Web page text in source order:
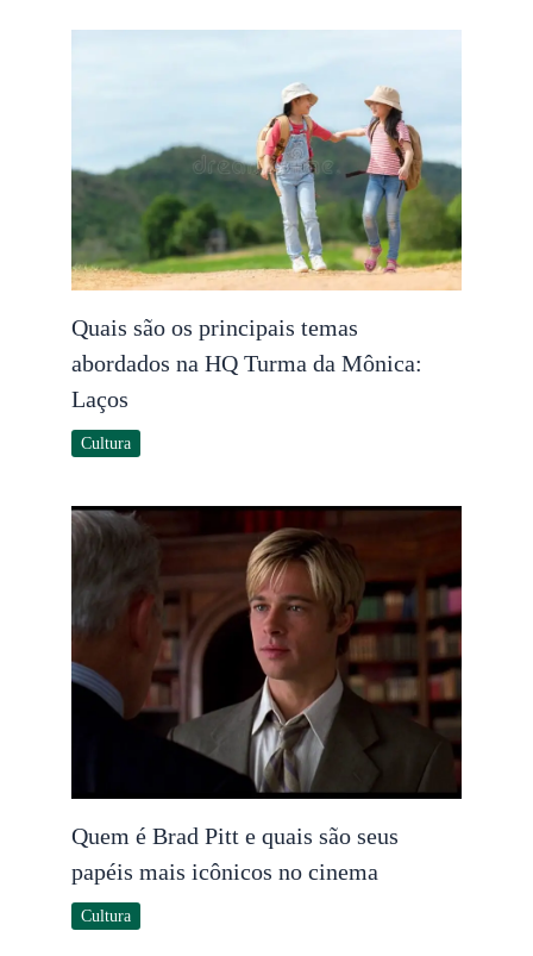
Quais são os principais temas
abordados na HQ Turma da Mônica:
Laços
Cultura
Quem é Brad Pitt e quais são seus
papéis mais icônicos no cinema
Cultura